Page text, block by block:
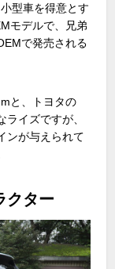
型車を得意とす
モデルで、兄弟
で発売される
と、トヨタの
イズですが、
ンが与えられて
クター